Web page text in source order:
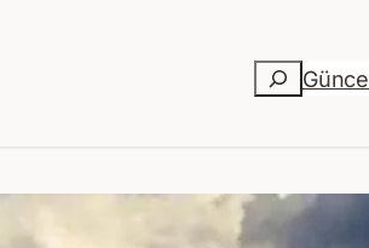
Ara Günce